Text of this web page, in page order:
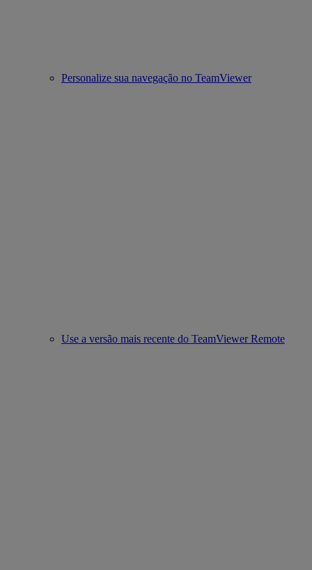
Personalize sua navegação no TeamViewer
Use a versão mais recente do TeamViewer Remote